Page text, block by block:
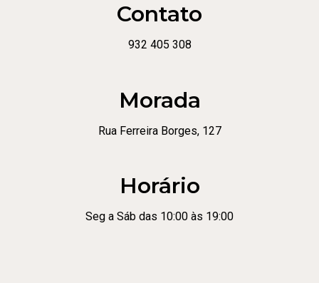
Contato
932 405 308
Morada
Rua Ferreira Borges, 127
Horário
Seg a Sáb das 10:00 às 19:00